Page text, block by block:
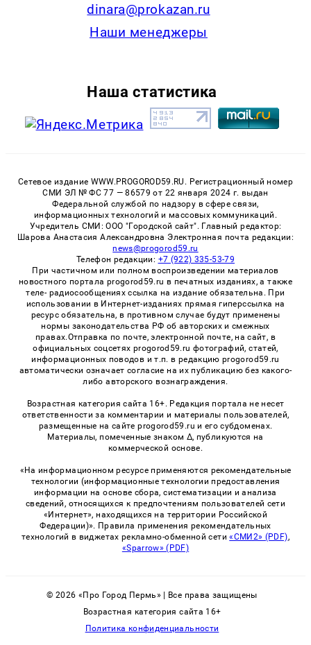
dinara@prokazan.ru
Наши менеджеры
Наша статистика
Сетевое издание WWW.PROGOROD59.RU. Регистрационный номер
СМИ ЭЛ № ФС 77 — 86579 от 22 января 2024 г. выдан
Федеральной службой по надзору в сфере связи,
информационных технологий и массовых коммуникаций.
Учредитель СМИ: ООО "Городской сайт". Главный редактор:
Шарова Анастасия Александровна Электронная почта редакции:
news@progorod59.ru
Телефон редакции: +7 (922) 335-53-79
При частичном или полном воспроизведении материалов
новостного портала progorod59.ru в печатных изданиях, а также
теле- радиосообщениях ссылка на издание обязательна. При
использовании в Интернет-изданиях прямая гиперссылка на
ресурс обязательна, в противном случае будут применены
нормы законодательства РФ об авторских и смежных
правах.Отправка по почте, электронной почте, на сайт, в
официальных соцсетях progorod59.ru фотографий, статей,
информационных поводов и т.п. в редакцию progorod59.ru
автоматически означает согласие на их публикацию без какого-
либо авторского вознаграждения.
Возрастная категория сайта 16+. Редакция портала не несет
ответственности за комментарии и материалы пользователей,
размещенные на сайте progorod59.ru и его субдоменах.
Материалы, помеченные знаком Δ, публикуются на
коммерческой основе.
«На информационном ресурсе применяются рекомендательные
технологии (информационные технологии предоставления
информации на основе сбора, систематизации и анализа
сведений, относящихся к предпочтениям пользователей сети
«Интернет», находящихся на территории Российской
Федерации)». Правила применения рекомендательных
технологий в виджетах рекламно-обменной сети«СМИ2» (PDF),
«Sparrow» (PDF)
© 2026 «Про Город Пермь» | Все права защищены
Возрастная категория сайта 16+
Политика конфиденциальности